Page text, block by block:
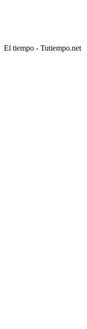
El tiempo - Tutiempo.net